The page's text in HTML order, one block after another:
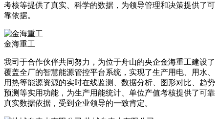
考核等提供了真实、科学的数据，为领导管理和决策提供了可
靠依据。
金海重工
我司于合作伙伴共同努力，为位于舟山的央企金海重工建设了
覆盖全厂的智慧能源管控平台系统，实现了生产用电、用水、
用热等能源资源的实时在线监测、数据分析、图形对比、趋势
预测等实用功能，为生产用能统计、单位产值考核提供了可靠
真实数据依据，受到企业领导的一致肯定。